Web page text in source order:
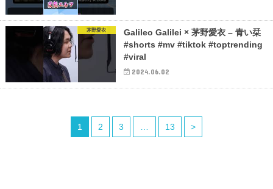
茅野愛衣
Galileo Galilei × 茅野愛衣 – 青い栞
#shorts #mv #tiktok #toptrending
#viral
2024.06.02
1 2 3 13 >